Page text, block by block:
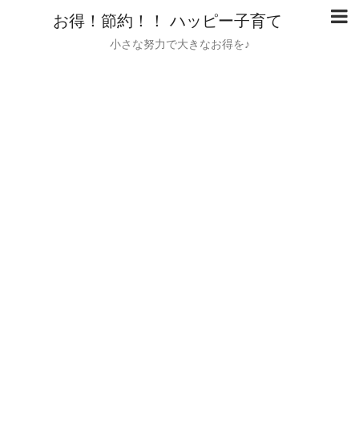
お得！節約！！ ハッピー子育て
小さな努力で大きなお得を♪